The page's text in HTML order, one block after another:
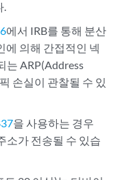
.
에서 IRB를 통해 분산
에 의해 간접적인 넥
는 ARP(Address
손실이 관찰될 수 있
을 사용하는 경우
소가 전송될 수 있습